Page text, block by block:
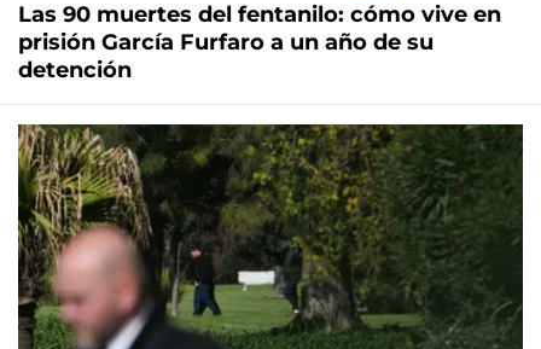
Las 90 muertes del fentanilo: cómo vive en
prisión García Furfaro a un año de su
detención